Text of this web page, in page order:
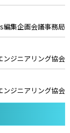
編集企画会議事務局
ンジニアリング協会
ンジニアリング協会